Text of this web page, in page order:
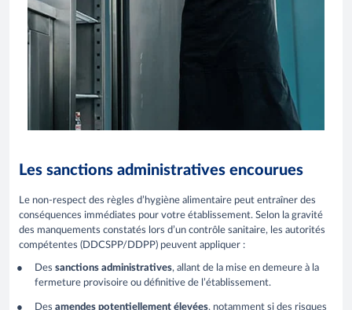
Les sanctions administratives encourues
Le non-respect des règles d’hygiène alimentaire peut entraîner des
conséquences immédiates pour votre établissement. Selon la gravité
des manquements constatés lors d’un contrôle sanitaire, les autorités
compétentes (DDCSPP/DDPP) peuvent appliquer :
Des sanctions administratives, allant de la mise en demeure à la
fermeture provisoire ou définitive de l’établissement.
Des amendes potentiellement élevées, notamment si des risques